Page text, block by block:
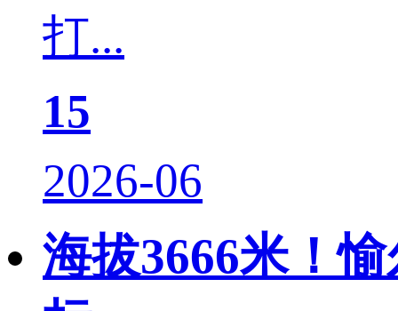
打...
15
2026-06
海拔3666米！